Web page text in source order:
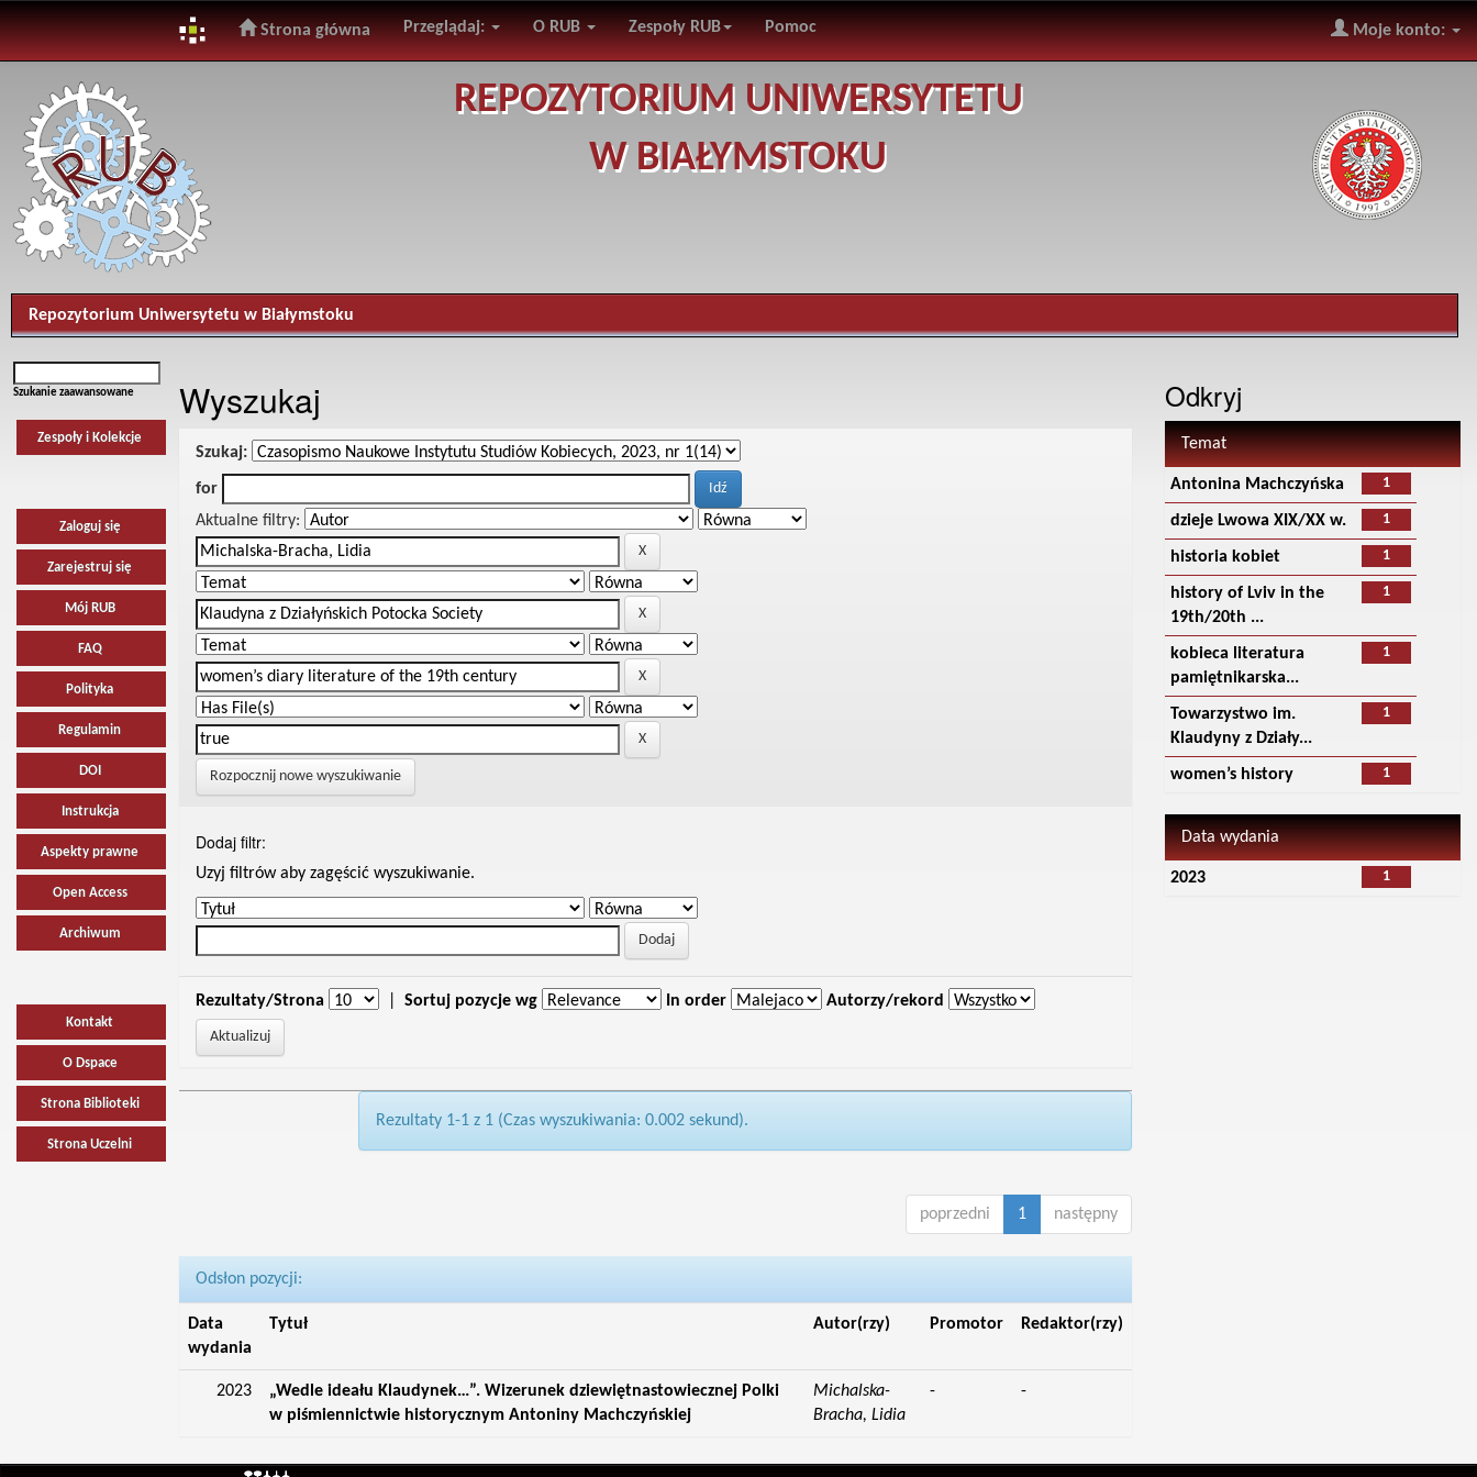
navigation
Strona główna Przeglądaj: O RUB Zespoły RUB Pomoc Moje konto:
REPOZYTORIUM UNIWERSYTETU
W BIAŁYMSTOKU
Repozytorium Uniwersytetu w Białymstoku
Szukanie zaawansowane
Zespoły i Kolekcje
Zaloguj się
Zarejestruj się
Mój RUB
FAQ
Polityka
Regulamin
DOI
Instrukcja
Aspekty prawne
Open Access
Archiwum
Kontakt
O Dspace
Strona Biblioteki
Strona Uczelni
Wyszukaj
Szukaj:
for
Aktualne filtry:
Rozpocznij nowe wyszukiwanie
Dodaj filtr:
Uzyj filtrów aby zagęścić wyszukiwanie.
Rezultaty/Strona Sortuj pozycje wg In order Autorzy/rekord
Rezultaty 1-1 z 1 (Czas wyszukiwania: 0.002 sekund).
poprzedni 1 następny
Odsłon pozycji:
Data
wydania
Tytuł Autor(rzy) Promotor Redaktor(rzy)
2023
„Wedle ideału Klaudynek…”. Wizerunek dziewiętnastowiecznej Polki
w piśmiennictwie historycznym Antoniny Machczyńskiej
Michalska-
Bracha, Lidia
- -
Odkryj
Temat
1
Antonina Machczyńska
1
dzieje Lwowa XIX/XX w.
1
historia kobiet
1
history of Lviv in the
19th/20th ...
1
kobieca literatura
pamiętnikarska...
1
Towarzystwo im.
Klaudyny z Działy...
1
women’s history
Data wydania
1
2023